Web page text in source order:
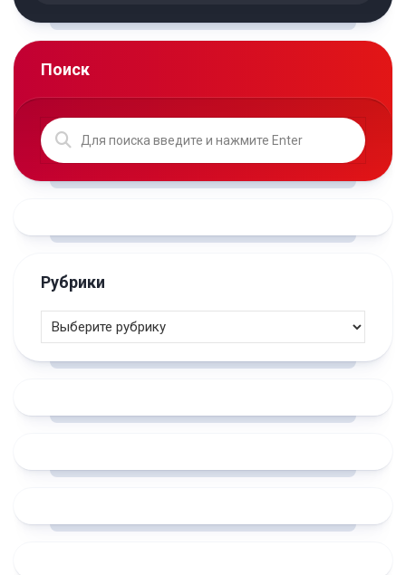
Поиск
Рубрики